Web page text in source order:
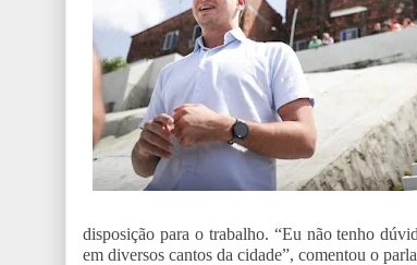
disposição para o trabalho. “Eu não tenho
em diversos cantos da cidade”, comentou o